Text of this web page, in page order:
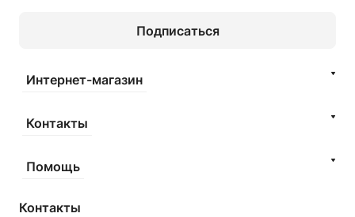
Подписаться
Интернет-магазин
Контакты
Помощь
Контакты